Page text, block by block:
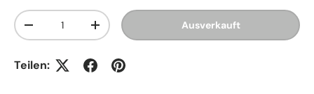
Anzahl
Menge verringernMenge erhöhen Ausverkauft
Teilen: